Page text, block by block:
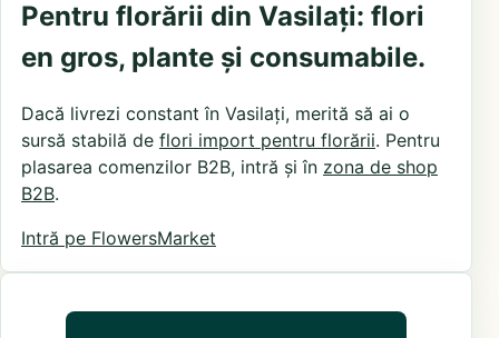
Pentru florării din Vasilați: flori
en gros, plante și consumabile.
Dacă livrezi constant în Vasilați, merită să ai o
sursă stabilă de flori import pentru florării. Pentru
plasarea comenzilor B2B, intră și în zona de shop
B2B.
Intră pe FlowersMarket